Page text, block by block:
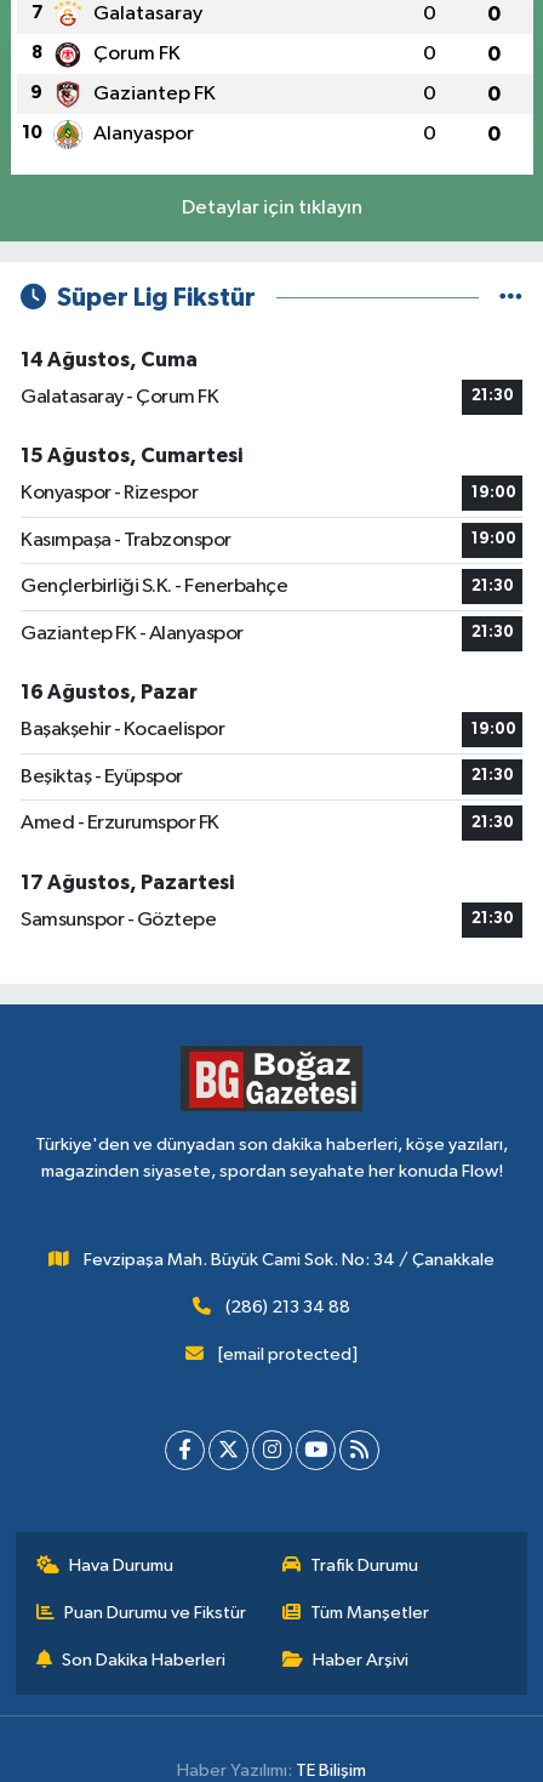
7 Galatasaray 0 0
8 Çorum FK 0 0
9 Gaziantep FK 0 0
10 Alanyaspor 0 0
Detaylar için tıklayın
Süper Lig Fikstür
14 Ağustos, Cuma
Galatasaray - Çorum FK
21:30
15 Ağustos, Cumartesi
Konyaspor - Rizespor
19:00
Kasımpaşa - Trabzonspor 19:00
Gençlerbirliği S.K. - Fenerbahçe 21:30
Gaziantep FK - Alanyaspor 21:30
16 Ağustos, Pazar
Başakşehir - Kocaelispor
19:00
Beşiktaş - Eyüpspor 21:30
Amed - Erzurumspor FK 21:30
17 Ağustos, Pazartesi
Samsunspor - Göztepe
21:30
Türkiye'den ve dünyadan son dakika haberleri, köşe yazıları,
magazinden siyasete, spordan seyahate her konuda Flow!
Fevzipaşa Mah. Büyük Cami Sok. No: 34 / Çanakkale
(286) 213 34 88
[email protected]
Hava Durumu Trafik Durumu
Puan Durumu ve Fikstür Tüm Manşetler
Son Dakika Haberleri Haber Arşivi
Haber Yazılımı: TE Bilişim